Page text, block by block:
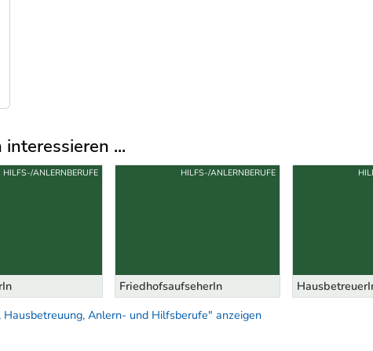
...
HILFS-/ANLERNBERUFE
FriedhofsaufseherIn
HILFS-/ANLERNBERUFE
Anlern- und Hilfsberufe" anzeigen